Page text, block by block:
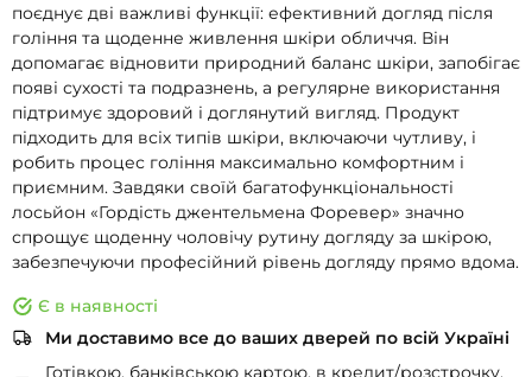
поєднує дві важливі функції: ефективний догляд після
гоління та щоденне живлення шкіри обличчя. Він
допомагає відновити природний баланс шкіри, запобігає
появі сухості та подразнень, а регулярне використання
підтримує здоровий і доглянутий вигляд. Продукт
підходить для всіх типів шкіри, включаючи чутливу, і
робить процес гоління максимально комфортним і
приємним. Завдяки своїй багатофункціональності
лосьйон «Гордість джентельмена Форевер» значно
спрощує щоденну чоловічу рутину догляду за шкірою,
забезпечуючи професійний рівень догляду прямо вдома.
Є в наявності
Ми доставимо все до ваших дверей по всій Україні
Готівкою, банківською картою, в кредит/розстрочку,